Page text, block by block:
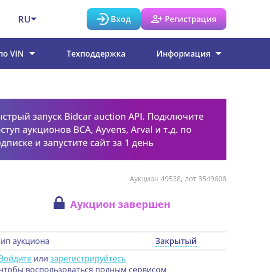
RU Вход Регистрация
VIN Техподдержка Информация
Аукцион 49538, лот 3549608
Аукцион завершен
аукциона
Закрытый
или зарегистрируйтесь
воспользоваться полным сервисом